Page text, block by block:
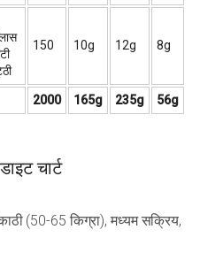
150 10g 12g 8g
2000 165g 235g 56g
चार्ट
(50-65 किग्रा), मध्यम सक्रिय,